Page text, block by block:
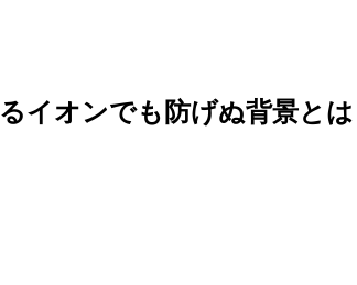
イオンでも防げぬ背景とは